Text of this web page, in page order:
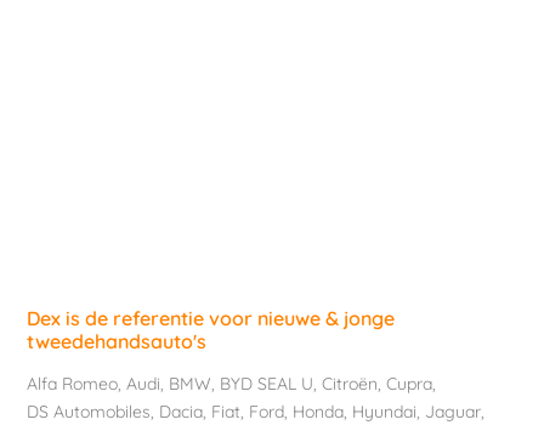
Dex is de referentie voor nieuwe & jonge
tweedehandsauto's
Alfa Romeo,Audi, BMW, BYD SEAL U,Citroën,Cupra,
DS Automobiles, Dacia, Fiat, Ford, Honda, Hyundai, Jaguar,